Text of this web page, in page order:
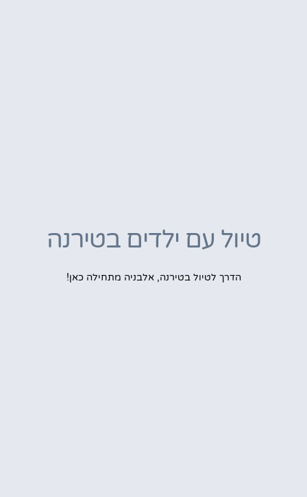
טיול עם ילדים בטירנה
הדרך לטיול בטירנה, אלבניה מתחילה כאן!